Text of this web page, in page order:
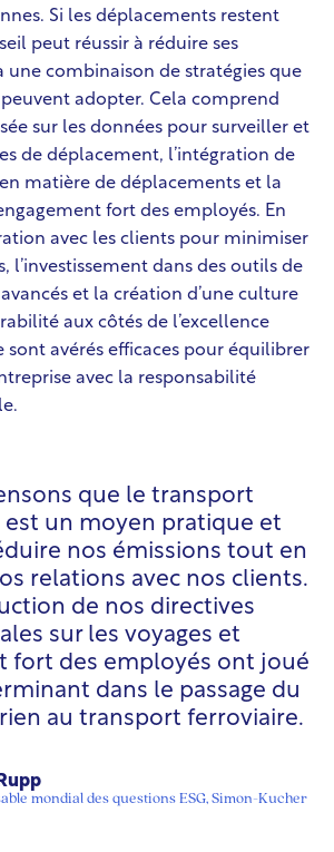
Si les déplacements restent
peut réussir à réduire ses
une combinaison de stratégies que
peuvent adopter. Cela comprend
sur les données pour surveiller et
de déplacement, l’intégration de
matière de déplacements et la
fort des employés. En
avec les clients pour minimiser
l’investissement dans des outils de
et la création d’une culture
aux côtés de l’excellence
sont avérés efficaces pour équilibrer
avec la responsabilité
que le transport
un moyen pratique et
nos émissions tout en
relations avec nos clients.
de nos directives
sur les voyages et
fort des employés ont joué
dans le passage du
au transport ferroviaire.
mondial des questions ESG, Simon-Kucher